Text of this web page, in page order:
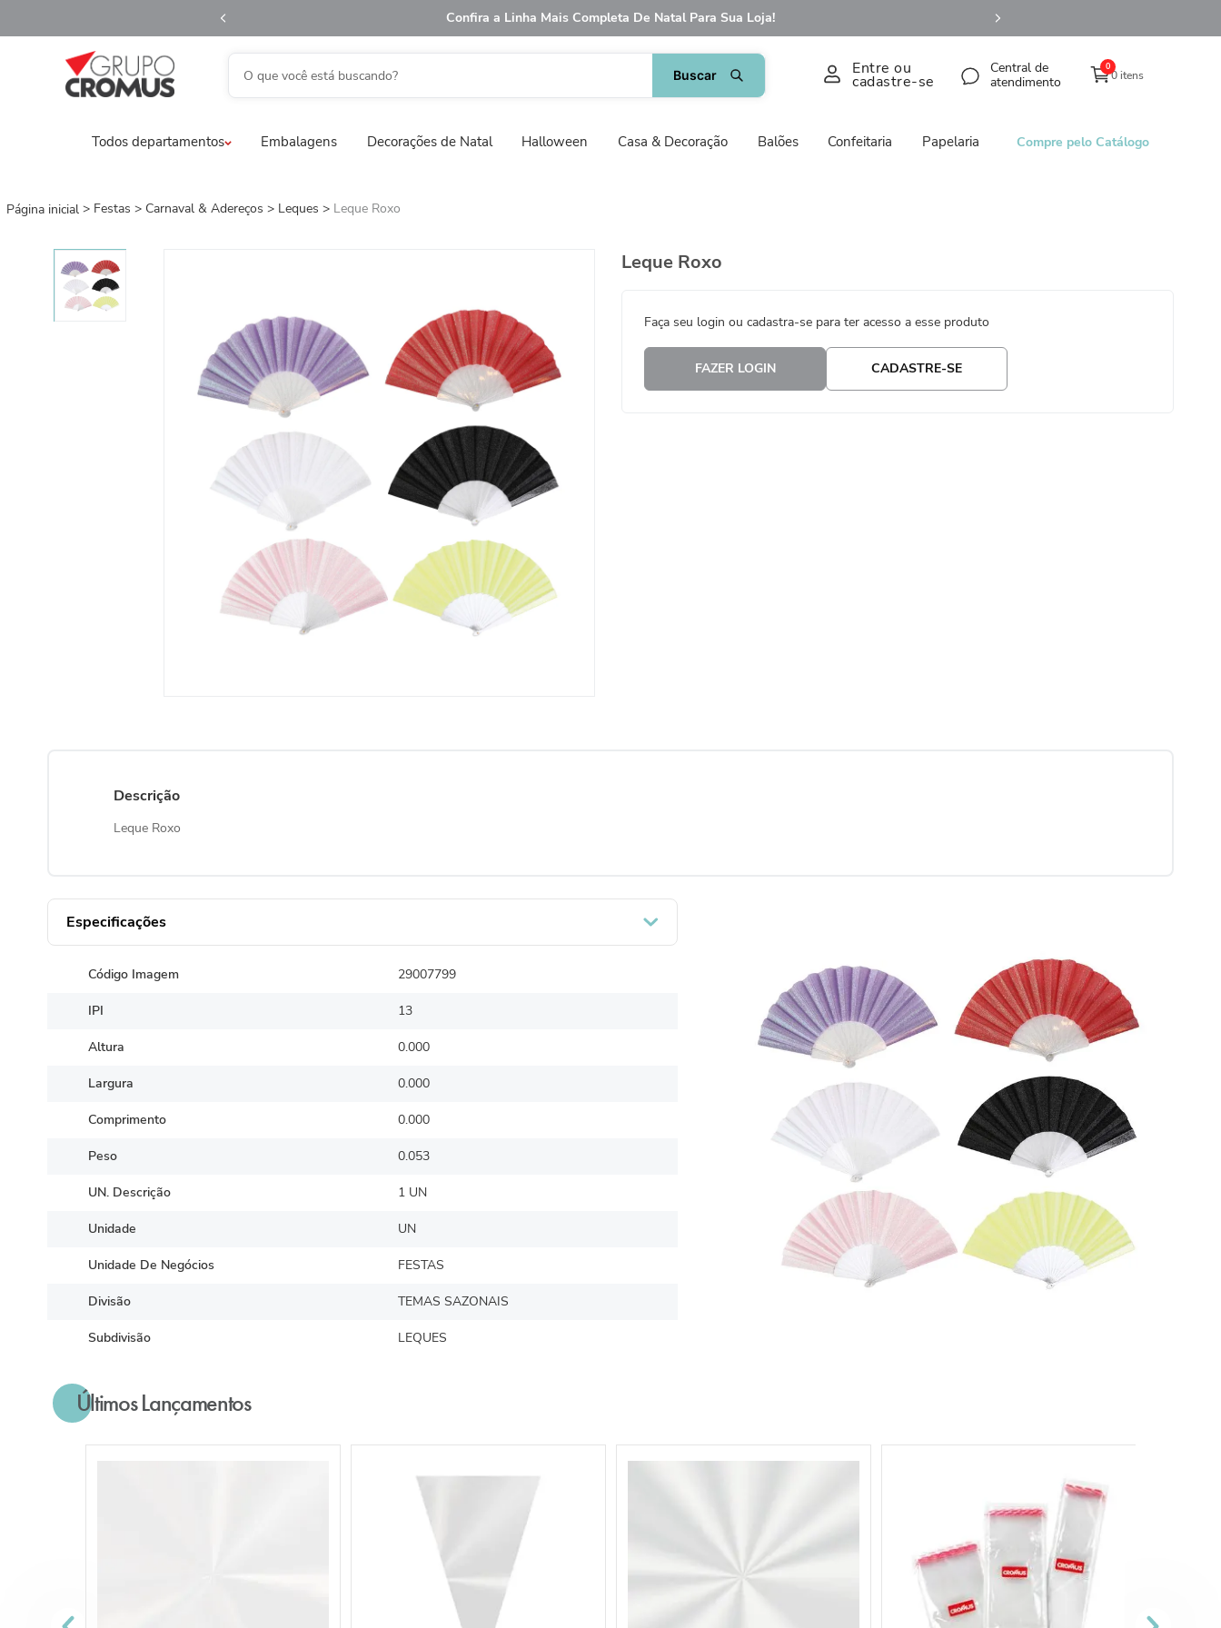
Confira a Linha Mais Completa De Natal Para Sua Loja!
O que você está buscando? Entre ou
cadastre-se
Central de
atendimento
0
0 itens
Todos departamentos Embalagens Decorações de Natal Halloween Casa & Decoração Balões Confeitaria Papelaria Compre pelo Catálogo
Festas Carnaval & Adereços Leques Leque Roxo
Leque Roxo
Faça seu login ou cadastra-se para ter acesso a esse produto
FAZER LOGIN CADASTRE-SE
Descrição
Leque Roxo
Especificações
Código Imagem 29007799
IPI 13
Altura 0.000
Largura 0.000
Comprimento 0.000
Peso 0.053
UN. Descrição 1 UN
Unidade UN
Unidade De Negócios FESTAS
Divisão TEMAS SAZONAIS
Subdivisão LEQUES
Últimos Lançamentos
1º
fita aramada
3º
saco presente
guardanapo
8º
embalagem trufas
9º
urso